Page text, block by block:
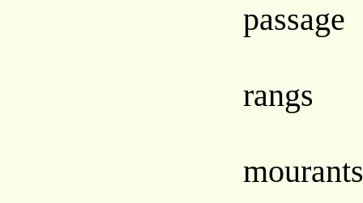
passage
rangs